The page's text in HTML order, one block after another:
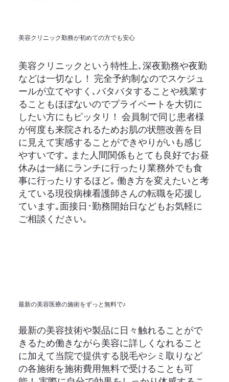
美容クリニック勤務が初めての方でも安心
美容クリニックという特性上､深夜勤務や夜勤
などは一切なし！ 完全予約制なのでスケジュ
ールが立てやすく､バタバタすることや残業す
ることもほぼないのでプライベートを大切に
したい方にもピッタリ！ 会員制で同じ患者様
が何度も来院されるためお肌の状態改善を目
に見えて実感することができやりがいも感じ
やすいです｡ また人間関係もとても良好でお昼
休みは一緒にランチに行ったり業務外でも食
事に行ったりするほど｡ 働き方を変えたいと考
えている現役病棟看護師さんの転職を応援し
ています｡面接日･勤務開始日などもお気軽に
ご相談ください｡
最新の美容医療の施術をずっと無料で♪
最新の美容技術や製品に日々触れることがで
きるため働きながら美容に詳しくなれること
に加えて当院で提供する脱毛やシミ取りなど
の各施術を施術費用無料で受けることも可